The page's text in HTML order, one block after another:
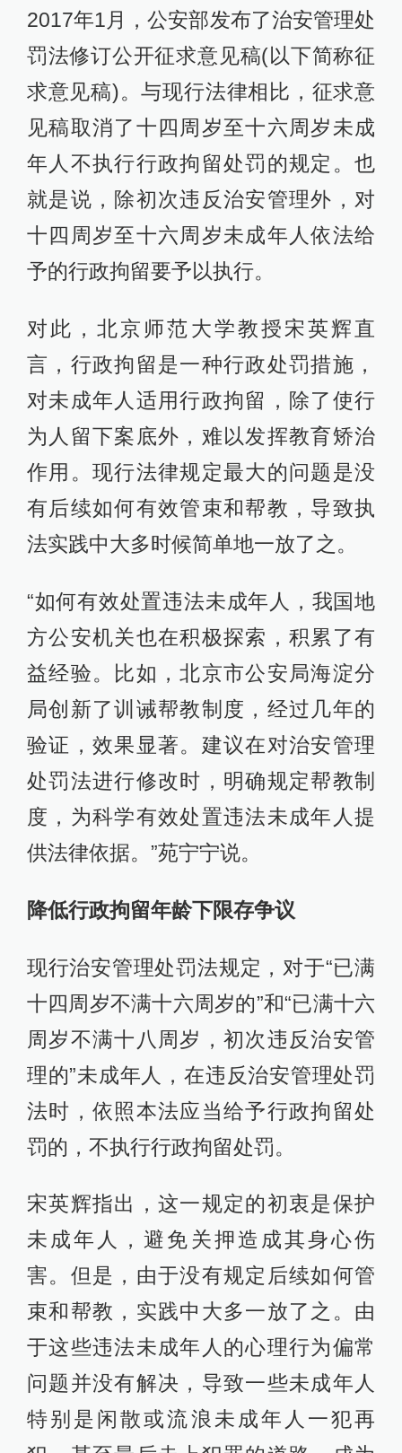
2017年1月，公安部发布了治安管理处
罚法修订公开征求意见稿(以下简称征
求意见稿)。与现行法律相比，征求意
见稿取消了十四周岁至十六周岁未成
年人不执行行政拘留处罚的规定。也
就是说，除初次违反治安管理外，对
十四周岁至十六周岁未成年人依法给
予的行政拘留要予以执行。
对此，北京师范大学教授宋英辉直
言，行政拘留是一种行政处罚措施，
对未成年人适用行政拘留，除了使行
为人留下案底外，难以发挥教育矫治
作用。现行法律规定最大的问题是没
有后续如何有效管束和帮教，导致执
法实践中大多时候简单地一放了之。
“如何有效处置违法未成年人，我国地
方公安机关也在积极探索，积累了有
益经验。比如，北京市公安局海淀分
局创新了训诫帮教制度，经过几年的
验证，效果显著。建议在对治安管理
处罚法进行修改时，明确规定帮教制
度，为科学有效处置违法未成年人提
供法律依据。”苑宁宁说。
降低行政拘留年龄下限存争议
现行治安管理处罚法规定，对于“已满
十四周岁不满十六周岁的”和“已满十六
周岁不满十八周岁，初次违反治安管
理的”未成年人，在违反治安管理处罚
法时，依照本法应当给予行政拘留处
罚的，不执行行政拘留处罚。
宋英辉指出，这一规定的初衷是保护
未成年人，避免关押造成其身心伤
害。但是，由于没有规定后续如何管
束和帮教，实践中大多一放了之。由
于这些违法未成年人的心理行为偏常
问题并没有解决，导致一些未成年人
特别是闲散或流浪未成年人一犯再